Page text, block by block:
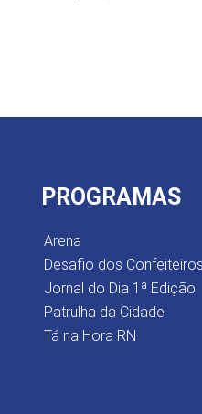
PROGRAMAS
Arena
Desafio dos Confeiteiros
Jornal do Dia 1ª Edição
Patrulha da Cidade
Tá na Hora RN